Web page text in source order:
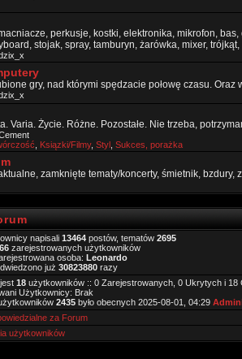
perkusje, kostki, elektronika, mikrofon,
stojak, spray, tamburyn, żarówka, mixer, trójkąt,
gry, nad którymi spędzacie połowę czasu.
Varia. Życie. Różne. Pozostałe. Nie trzeba,
Ksiązki/Filmy, Styl Sukces, porażka
zamknięte tematy/koncerty, śmietnik, bzdury,
napisali 13464 postów, tematów 2695
zarejestrowanych użytkowników
osoba: Leonardo
już 30823880 razy
18 użytkowników :: 0 Zarejestrowanych, 0 Ukrytych i 18
Użytkownicy: Brak
2435 było obecnych 2025-08-01, 04:29
za Forum
użytkowników